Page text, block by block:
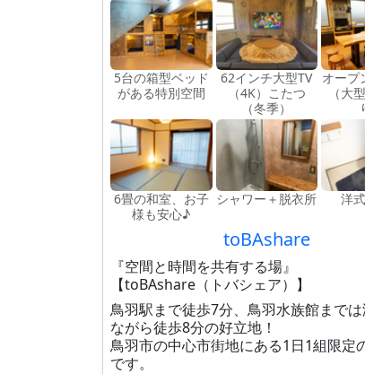
5台の箱型ベッド
がある特別空間
62インチ大型TV
（4K）こたつ
（冬季）
オープ
（大
6畳の和室、お子
様も安心♪
シャワー＋脱衣所 洋
toBAshare
『空間と時間を共有する場』
【toBAshare（トバシェア）】
鳥羽駅まで徒歩7分、鳥羽水族館まで
ながら徒歩8分の好立地！
鳥羽市の中心市街地にある1日1組限定
です。